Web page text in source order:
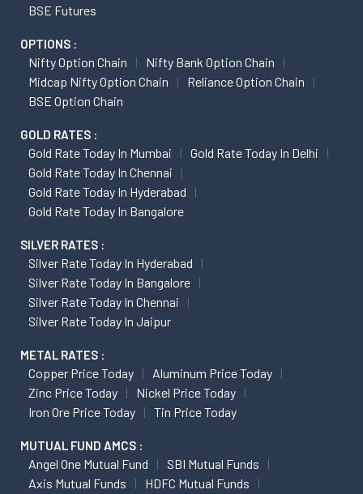
BSE Futures
OPTIONS :
Nifty Option Chain
Nifty Bank Option Chain
Midcap Nifty Option Chain
Reliance Option Chain
BSE Option Chain
GOLD RATES :
Gold Rate Today In Mumbai
Gold Rate Today In Delhi
Gold Rate Today In Chennai
Gold Rate Today In Hyderabad
Gold Rate Today In Bangalore
SILVER RATES :
Silver Rate Today In Hyderabad
Silver Rate Today In Bangalore
Silver Rate Today In Chennai
Silver Rate Today In Jaipur
METAL RATES :
Copper Price Today
Aluminum Price Today
Zinc Price Today
Nickel Price Today
Iron Ore Price Today
Tin Price Today
MUTUAL FUND AMCS :
Angel One Mutual Fund
SBI Mutual Funds
Axis Mutual Funds
HDFC Mutual Funds